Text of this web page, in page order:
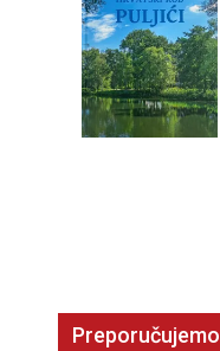
Preporučujemo